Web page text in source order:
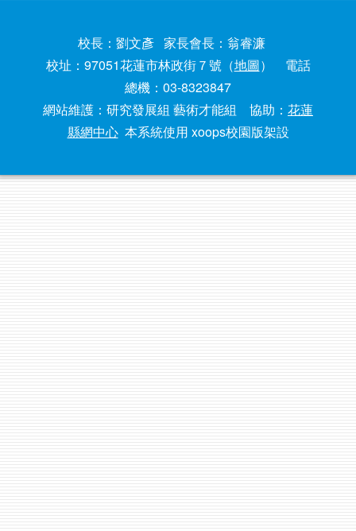
校長：劉文彥 家長會長：翁睿濂
校址：97051花蓮市林政街７號（地圖） 電話
總機：03-8323847
網站維護：研究發展組 藝術才能組 協助： 花蓮
縣網中心本系統使用 xoops校園版架設